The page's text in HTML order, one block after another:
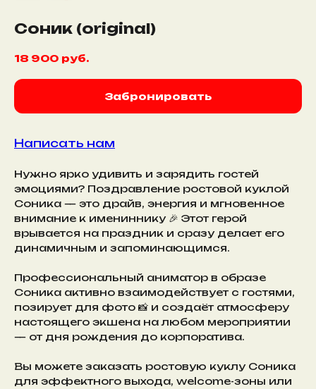
Соник (original)
18 900 руб.
Забронировать
Написать нам
Нужно ярко удивить и зарядить гостей
эмоциями? Поздравление ростовой куклой
Соника — это драйв, энергия и мгновенное
внимание к имениннику 🎉 Этот герой
врывается на праздник и сразу делает его
динамичным и запоминающимся.
Профессиональный аниматор в образе
Соника активно взаимодействует с гостями,
позирует для фото 📸 и создаёт атмосферу
настоящего экшена на любом мероприятии
— от дня рождения до корпоратива.
Вы можете заказать ростовую куклу Соника
для эффектного выхода, welcome-зоны или